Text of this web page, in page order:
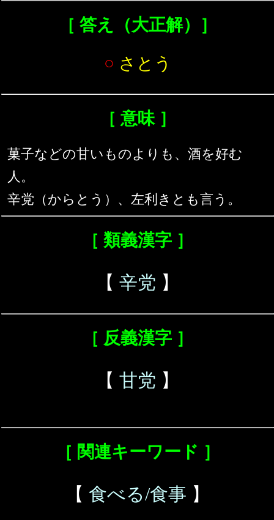
［ 答え（大正解）］
○ さとう
［ 意味 ］
菓子などの甘いものよりも、酒を好む
人。
辛党（からとう）、左利きとも言う。
［ 類義漢字 ］
【 辛党 】
［ 反義漢字 ］
【 甘党 】
［ 関連キーワード ］
【 食べる/食事 】